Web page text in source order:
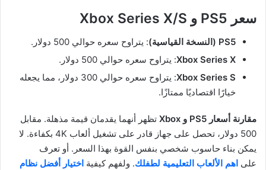
سعر PS5 و Xbox Series X/S
PS5 (النسخة القياسية)
: يتراوح سعره حوالي 500 دولار.
Xbox Series X: يتراوح سعره حوالي 500 دولار.
Xbox Series S
: يتراوح سعره حوالي 300 دولار، مما يجعله
خيارًا اقتصاديًا ممتازًا.
مقارنة أسعار PS5 و Xbox
تظهر أنهما يقدمان قيمة مذهلة. مقابل
500 دولار، تحصل على جهاز قادر على تشغيل ألعاب 4K بكفاءة. لا
يمكن بناء حاسوب شخصي بنفس القوة بهذا السعر. أو تعرف
على اهم الألعاب التعليمية لطفلك. ولفهم كيفية اختيار أفضل نظام